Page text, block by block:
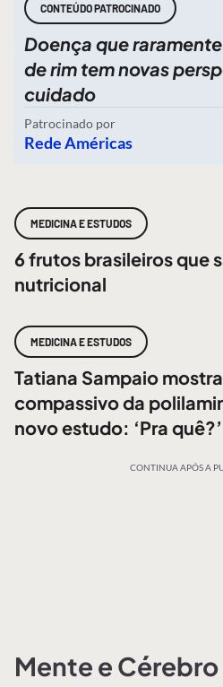
CONTEÚDO PATROCINADO
Doença que
de rim tem novas
cuidado
Patrocinado por
Rede Américas
MEDICINA E ESTUDOS
6 frutos brasileiros que
nutricional
MEDICINA E ESTUDOS
Tatiana Sampaio
compassivo da
novo estudo: ‘Pra quê?’
CONTINUA APÓS A
Mente e Cérebro